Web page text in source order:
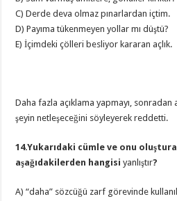
C) Derde deva olmaz pınarlardan içtim.
D) Payıma tükenmeyen yollar mı düştü?
E) İçimdeki çölleri besliyor kararan açlık.
Daha fazla açıklama yapmayı, sonradan
şeyin netleşeceğini söyleyerek reddetti.
14.Yukarıdaki cümle ve onu
aşağıdakilerden hangisiyanlıştır?
A) “daha” sözcüğü zarf görevinde